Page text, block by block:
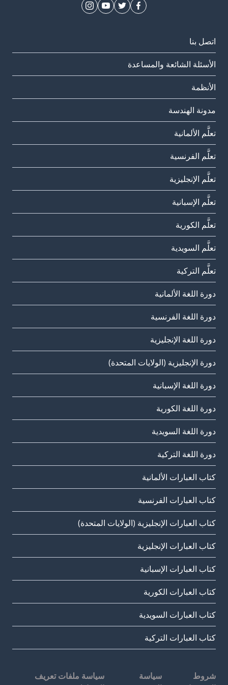
اتصل بنا
الأسئلة الشائعة والمساعدة
الأنظمة
مدونة الهندسة
تعلَّم الألمانية
تعلَّم الفرنسية
تعلَّم الإنجليزية
تعلَّم الإسبانية
تعلَّم الكورية
تعلَّم السويدية
تعلَّم التركية
دورة اللغة الألمانية
دورة اللغة الفرنسية
دورة اللغة الإنجليزية
دورة الإنجليزية (الولايات المتحدة)
دورة اللغة الإسبانية
دورة اللغة الكورية
دورة اللغة السويدية
دورة اللغة التركية
كتاب العبارات الألمانية
كتاب العبارات الفرنسية
كتاب العبارات الإنجليزية (الولايات المتحدة)
كتاب العبارات الإنجليزية
كتاب العبارات الإسبانية
كتاب العبارات الكورية
كتاب العبارات السويدية
كتاب العبارات التركية
شروط
سياسة
سياسة ملفات تعريف